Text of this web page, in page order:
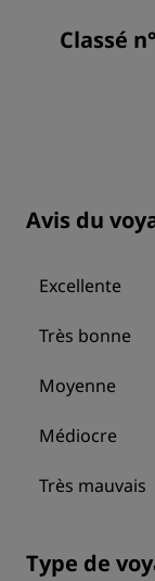
Classé
Avis du
Excellente
Très bonne
Moyenne
Médiocre
Très mauvais
Type de